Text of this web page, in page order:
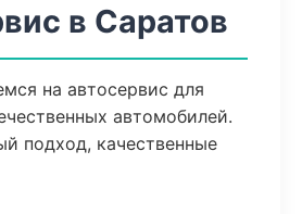
в Саратов
на автосервис для
автомобилей.
подход, качественные